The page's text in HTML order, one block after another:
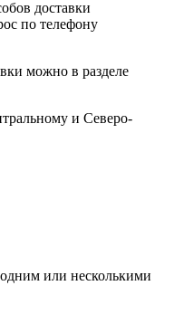
доставки
по телефону
можно в разделе
и Северо-
или несколькими